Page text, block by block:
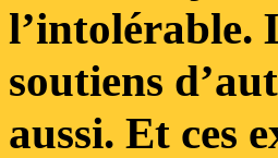
l’intolérable.
soutiens
aussi. Et ces